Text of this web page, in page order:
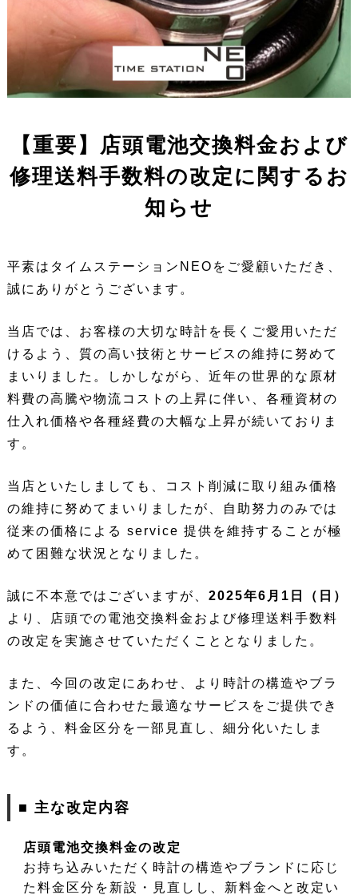
【重要】店頭電池交換料金および
修理送料手数料の改定に関するお
知らせ
平素はタイムステーションNEOをご愛顧いただき、
誠にありがとうございます。
当店では、お客様の大切な時計を長くご愛用いただ
けるよう、質の高い技術とサービスの維持に努めて
まいりました。しかしながら、近年の世界的な原材
料費の高騰や物流コストの上昇に伴い、各種資材の
仕入れ価格や各種経費の大幅な上昇が続いておりま
す。
当店といたしましても、コスト削減に取り組み価格
の維持に努めてまいりましたが、自助努力のみでは
従来の価格による service 提供を維持することが極
めて困難な状況となりました。
誠に不本意ではございますが、 2025年6月1日（日）
より、店頭での電池交換料金および修理送料手数料
の改定を実施させていただくこととなりました。
また、今回の改定にあわせ、より時計の構造やブラ
ンドの価値に合わせた最適なサービスをご提供でき
るよう、料金区分を一部見直し、細分化いたしま
す。
■ 主な改定内容
店頭電池交換料金の改定
お持ち込みいただく時計の構造やブランドに応じ
た料金区分を新設・見直しし、新料金へと改定い